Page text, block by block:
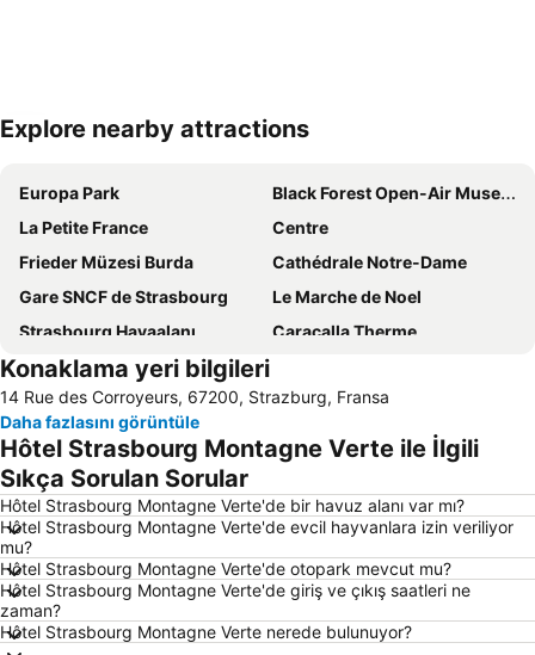
Haritayı genişlet
Explore nearby attractions
Europa Park
Black Forest Open-Air Museum Vogtsbauernhof
La Petite France
Centre
Frieder Müzesi Burda
Cathédrale Notre-Dame
Gare SNCF de Strasbourg
Le Marche de Noel
Strasbourg Havaalanı
Caracalla Therme
Place Kléber
Augustaplatz
Station - Kléber
Robertsau - Wacken
Roman Antık Kalıntıları Baden Baden
Karlsruhe/Baden-Baden Airport
Casino Baden Baden
Bahnhof Rastatt
Place Gutenberg
Alsatian Museum
Rheinpromenade Kehl
Kreuz
Mummelsee
Trinkhalle Baden Baden
Visite à pied avec audio-guide
Konaklama yeri bilgileri
14 Rue des Corroyeurs, 67200, Strazburg, Fransa
Daha fazlasını görüntüle
Hôtel Strasbourg Montagne Verte ile İlgili
Sıkça Sorulan Sorular
Hôtel Strasbourg Montagne Verte'de bir havuz alanı var mı?
Hôtel Strasbourg Montagne Verte'de evcil hayvanlara izin veriliyor
mu?
Hôtel Strasbourg Montagne Verte'de otopark mevcut mu?
Hôtel Strasbourg Montagne Verte'de giriş ve çıkış saatleri ne
zaman?
Hôtel Strasbourg Montagne Verte nerede bulunuyor?